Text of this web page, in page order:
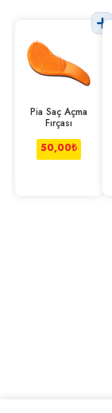
Pia Saç Açma
Fırçası
50,00₺